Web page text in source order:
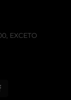
EXCETO